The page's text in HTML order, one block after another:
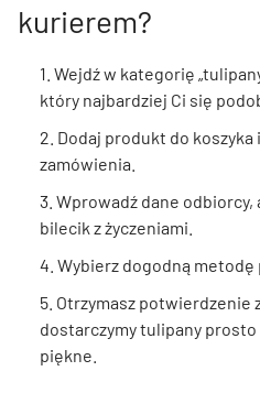
kurierem?
1. Wejdź w kategorię
który najbardziej Ci się
2. Dodaj produkt do
zamówienia.
3. Wprowadź dane
bilecik z życzeniami.
4. Wybierz dogodną metodę
5. Otrzymasz potwierdzenie
dostarczymy tulipany prosto
piękne.